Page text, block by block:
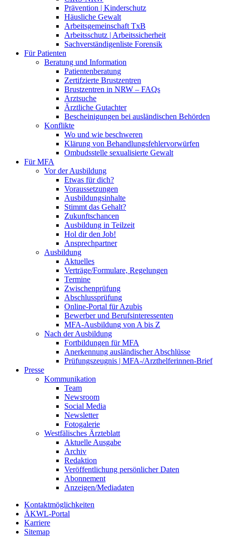
Prävention | Kinderschutz
Häusliche Gewalt
Arbeitsgemeinschaft TxB
Arbeitsschutz | Arbeitssicherheit
Sachverständigenliste Forensik
Für Patienten
Beratung und Information
Patientenberatung
Zertifzierte Brustzentren
Brustzentren in NRW – FAQs
Arztsuche
Ärztliche Gutachter
Bescheinigungen bei ausländischen Behörden
Konflikte
Wo und wie beschweren
Klärung von Behandlungsfehlervorwürfen
Ombudsstelle sexualisierte Gewalt
Für MFA
Vor der Ausbildung
Etwas für dich?
Voraussetzungen
Ausbildungsinhalte
Stimmt das Gehalt?
Zukunftschancen
Ausbildung in Teilzeit
Hol dir den Job!
Ansprechpartner
Ausbildung
Aktuelles
Verträge/Formulare, Regelungen
Termine
Zwischenprüfung
Abschlussprüfung
Online-Portal für Azubis
Bewerber und Berufsinteressenten
MFA-Ausbildung von A bis Z
Nach der Ausbildung
Fortbildungen für MFA
Anerkennung ausländischer Abschlüsse
Prüfungszeugnis | MFA-/Arzthelferinnen-Brief
Presse
Kommunikation
Team
Newsroom
Social Media
Newsletter
Fotogalerie
Westfälisches Ärzteblatt
Aktuelle Ausgabe
Archiv
Redaktion
Veröffentlichung persönlicher Daten
Abonnement
Anzeigen/Mediadaten
Kontaktmöglichkeiten
ÄKWL-Portal
Karriere
Sitemap